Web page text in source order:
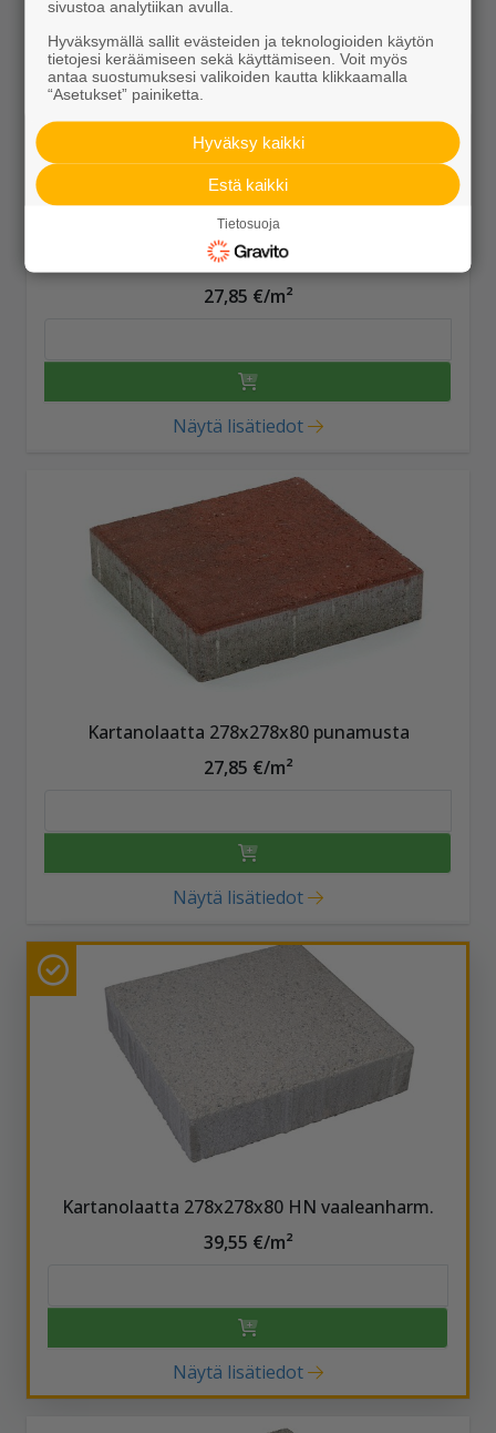
Kartanolaatta 278x278x80 punainen
27,85 €/m²
Näytä lisätiedot
Kartanolaatta 278x278x80 punamusta
27,85 €/m²
Näytä lisätiedot
Kartanolaatta 278x278x80 HN vaaleanharm.
39,55 €/m²
Näytä lisätiedot
sivustoa analytiikan avulla.
Hyväksymällä sallit evästeiden ja teknologioiden käytön
tietojesi keräämiseen sekä käyttämiseen. Voit myös
antaa suostumuksesi valikoiden kautta klikkaamalla
“Asetukset” painiketta.
Hyväksy kaikki
Estä kaikki
Tietosuoja